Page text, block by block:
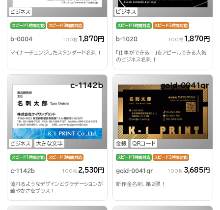
ビジネス
スピード1時間対応 スピード3時間対応
b-0804 100枚 1,870円
マイナーチェンジしたスタンダード名刺！
ビジネス
スピード1時間対応 スピード3時間対応
b-1028 100枚 1,870円
「仕事ができる！」をアピールできる人気
のビジネス名刺！
ビジネス 大きな文字
c-1142b
スピード1時間対応 スピード3時間対応
c-1142b 100枚 2,530円
流れるようなデザインとグラデーションが
華やかさをプラス！
金銀 QRコード
gold-0041qr
スピード1時間対応 スピード3時間対応
gold-0041qr 100枚 3,685円
新作金名刺、第2弾！